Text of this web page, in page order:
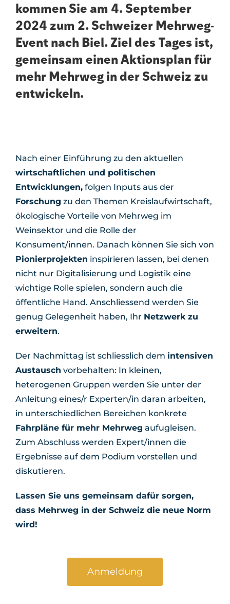
kommen Sie am 4. September
2024 zum 2. Schweizer Mehrweg-
Event nach Biel. Ziel des Tages ist,
gemeinsam einen Aktionsplan für
mehr Mehrweg in der Schweiz zu
entwickeln.
Nach einer Einführung zu den aktuellen
wirtschaftlichen und politischen
Entwicklungen, folgen Inputs aus der
Forschung zu den Themen Kreislaufwirtschaft,
ökologische Vorteile von Mehrweg im
Weinsektor und die Rolle der
Konsument/innen. Danach können Sie sich von
Pionierprojekten inspirieren lassen, bei denen
nicht nur Digitalisierung und Logistik eine
wichtige Rolle spielen, sondern auch die
öffentliche Hand. Anschliessend werden Sie
genug Gelegenheit haben, Ihr Netzwerk zu
erweitern.
Der Nachmittag ist schliesslich dem intensiven
Austausch vorbehalten: In kleinen,
heterogenen Gruppen werden Sie unter der
Anleitung eines/r Experten/in daran arbeiten,
in unterschiedlichen Bereichen konkrete
Fahrpläne für mehr Mehrweg aufugleisen.
Zum Abschluss werden Expert/innen die
Ergebnisse auf dem Podium vorstellen und
diskutieren.
Lassen Sie uns gemeinsam dafür sorgen,
dass Mehrweg in der Schweiz die neue Norm
wird!
Anmeldung